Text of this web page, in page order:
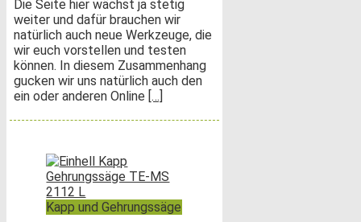
Die Seite hier wächst ja stetig
weiter und dafür brauchen wir
natürlich auch neue Werkzeuge, die
wir euch vorstellen und testen
können. In diesem Zusammenhang
gucken wir uns natürlich auch den
ein oder anderen Online […]
Kapp und Gehrungssäge